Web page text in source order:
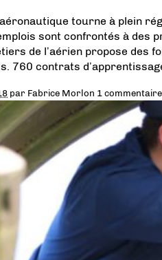
tourne à plein
sont confrontés à des
de l’aérien propose
760 contrats
par Fabrice Morlon 1